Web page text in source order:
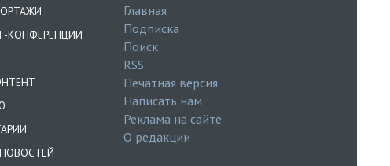
КОНФЕРЕНЦИИ
Главная
Подписка
Поиск
RSS
Печатная версия
Написать нам
Реклама на сайте
О редакции